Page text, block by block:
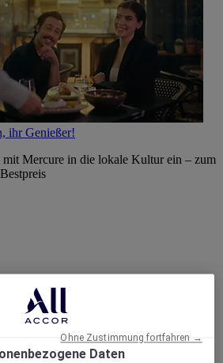
ihr Genießer!
mit Mercure in die lokale Kultur ein – zum
Entdecke das Programm
ALL Accor+ Abonnements
Daten
Ohne Zustimmung fortfahren →